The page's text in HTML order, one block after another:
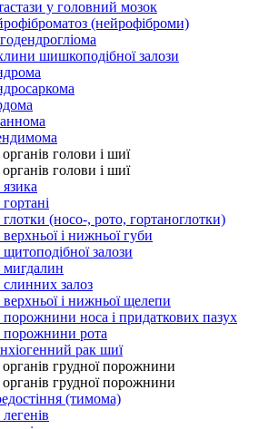
у головний мозок
(нейрофіброми)
шишкоподібної залози
голови і шиї
голови і шиї
глотки (носо-, рото, гортаноглотки)
і нижньої губи
залози
мигдалин
слинних залоз
верхньої і нижньої щелепи
порожнини носа і придаткових пазух
порожнини рота
рак шиї
грудної порожнини
грудної порожнини
(тимома)